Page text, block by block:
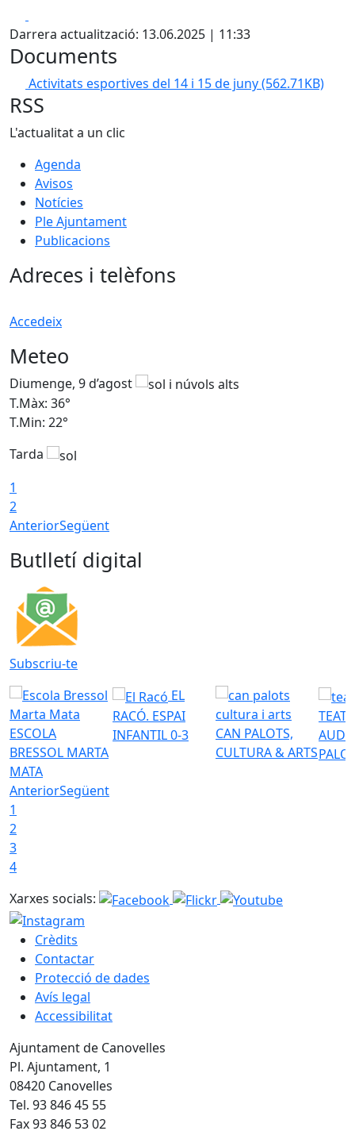
Darrera actualització: 13.06.2025 | 11:33
Documents
Activitats esportives del 14 i 15 de juny(562.71KB)
RSS
L'actualitat a un clic
Agenda
Avisos
Notícies
Ple Ajuntament
Publicacions
Adreces i telèfons
Accedeix
Meteo
Diumenge, 9 d’agost
T.Màx: 36°
T.Min: 22°
Tarda
1
2
AnteriorSegüent
Butlletí digital
Subscriu-te
ESCOLA
BRESSOL MARTA
MATA
EL
RACÓ. ESPAI
INFANTIL 0-3
CAN PALOTS,
CULTURA & ARTS
AnteriorSegüent
1
2
3
4
Xarxes socials:
Crèdits
Contactar
Protecció de dades
Avís legal
Accessibilitat
Ajuntament de Canovelles
Pl. Ajuntament, 1
08420 Canovelles
Tel. 93 846 45 55
Fax 93 846 53 02